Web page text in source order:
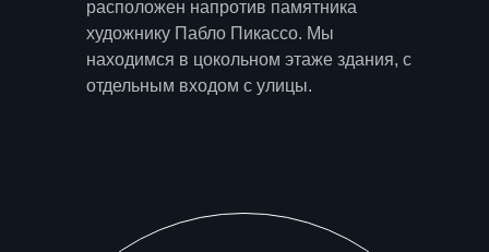
расположен напротив памятника
художнику Пабло Пикассо. Мы
находимся в цокольном этаже здания, с
отдельным входом с улицы.